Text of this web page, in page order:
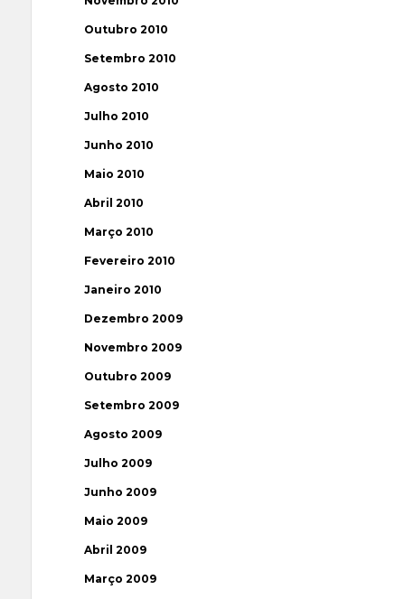
Outubro 2010
Setembro 2010
Agosto 2010
Julho 2010
Junho 2010
Maio 2010
Abril 2010
Março 2010
Fevereiro 2010
Janeiro 2010
Dezembro 2009
Novembro 2009
Outubro 2009
Setembro 2009
Agosto 2009
Julho 2009
Junho 2009
Maio 2009
Abril 2009
Março 2009